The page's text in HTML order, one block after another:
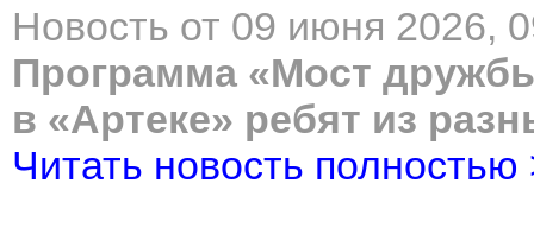
Новость от 09 июня 2026,
Программа «Мост
в «Артеке» ребят из
Читать новость полностью